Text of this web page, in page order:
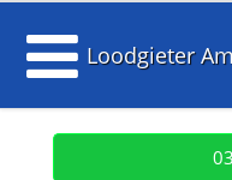
Loodgieter